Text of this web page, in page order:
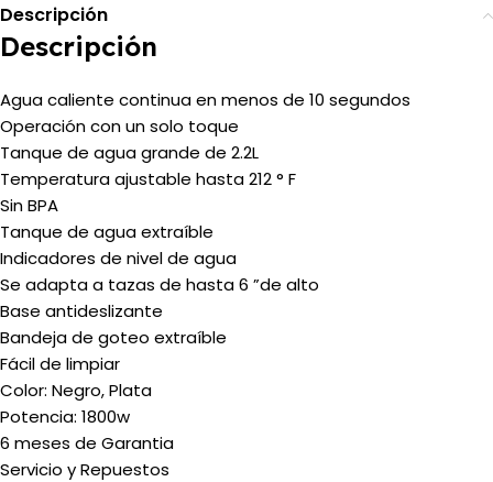
Descripción
Descripción
Agua caliente continua en menos de 10 segundos
Operación con un solo toque
Tanque de agua grande de 2.2L
Temperatura ajustable hasta 212 ° F
Sin BPA
Tanque de agua extraíble
Indicadores de nivel de agua
Se adapta a tazas de hasta 6 ”de alto
Base antideslizante
Bandeja de goteo extraíble
Fácil de limpiar
Color: Negro, Plata
Potencia: 1800w
6 meses de Garantia
Servicio y Repuestos